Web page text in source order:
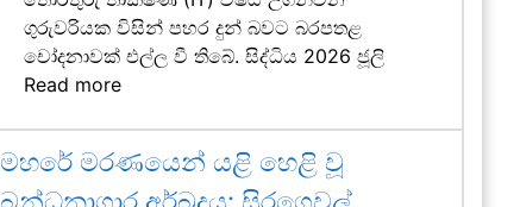
ගුරුවරියක විසින් පහර දුන් බවට බරපතළ
චෝදනාවක් එල්ල වී තිබේ. සිද්ධිය 2026 ජූලි
Read more
මහරේ මරණයෙන් යළි හෙළි වූ